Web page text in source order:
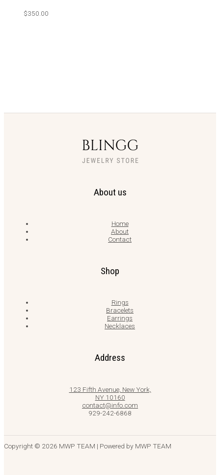
$350.00
About us
Home
About
Contact
Shop
Rings
Bracelets
Earrings
Necklaces
Address
123 Fifth Avenue, New York,
NY 10160
contact@info.com
929-242-6868
Copyright © 2026 MWP TEAM | Powered by MWP TEAM